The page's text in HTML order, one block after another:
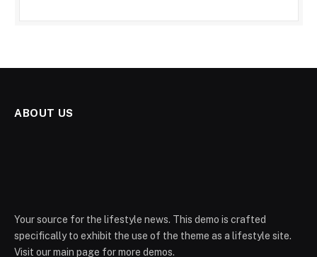
ABOUT US
Your source for the lifestyle news. This demo is crafted
specifically to exhibit the use of the theme as a lifestyle site.
Visit our main page for more demos.